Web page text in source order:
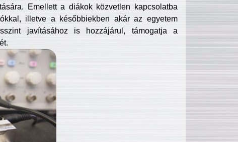
Emellett a diákok közvetlen kapcsolatba
illetve a későbbiekben akár az egyetem
javításához is hozzájárul, támogatja a